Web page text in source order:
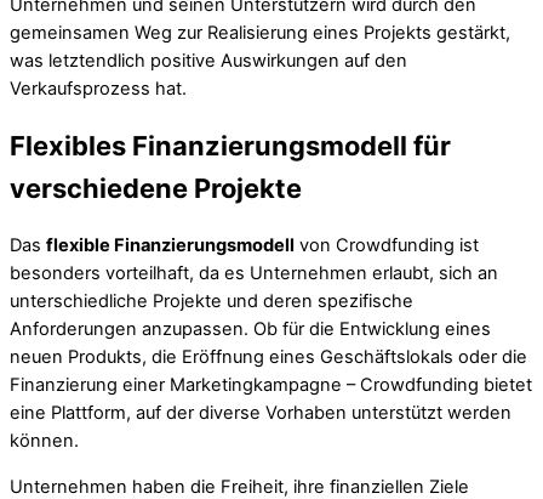
gemeinsamen Weg zur Realisierung eines Projekts gestärkt,
was letztendlich positive Auswirkungen auf den
Verkaufsprozess hat.
Flexibles Finanzierungsmodell für
verschiedene Projekte
Das flexible Finanzierungsmodell von Crowdfunding ist
besonders vorteilhaft, da es Unternehmen erlaubt, sich an
unterschiedliche Projekte und deren spezifische
Anforderungen anzupassen. Ob für die Entwicklung eines
neuen Produkts, die Eröffnung eines Geschäftslokals oder die
Finanzierung einer Marketingkampagne – Crowdfunding bietet
eine Plattform, auf der diverse Vorhaben unterstützt werden
können.
Unternehmen haben die Freiheit, ihre finanziellen Ziele